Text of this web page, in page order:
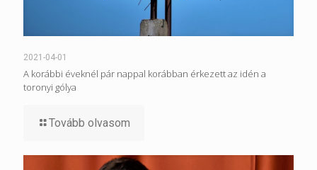
2021-04-01
A korábbi éveknél pár nappal korábban érkezett az idén a
toronyi gólya
Tovább olvasom